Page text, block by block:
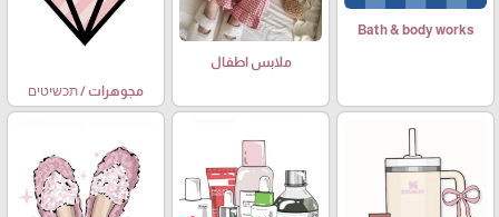
Bath & body works
ملابس اطفال
مجوهرات / תכשיטים